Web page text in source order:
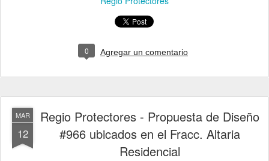
0 Agregar un comentario
MAR
12
Regio Protectores - Propuesta de Diseño
#966 ubicados en el Fracc. Altaria
Residencial